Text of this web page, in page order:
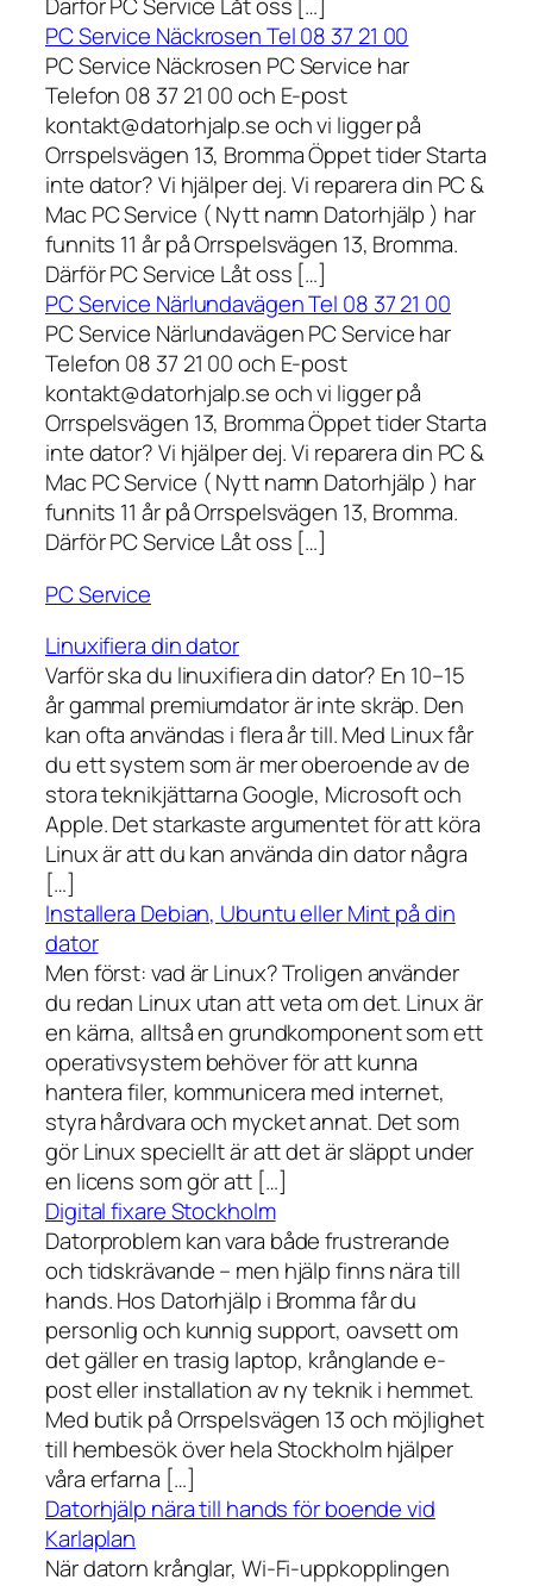
Därför PC Service Låt oss […]
PC Service Näckrosen Tel 08 37 21 00
PC Service Näckrosen PC Service har
Telefon 08 37 21 00 och E-post
kontakt@datorhjalp.se och vi ligger på
Orrspelsvägen 13, Bromma Öppet tider Starta
inte dator? Vi hjälper dej. Vi reparera din PC &
Mac PC Service ( Nytt namn Datorhjälp ) har
funnits 11 år på Orrspelsvägen 13, Bromma.
Därför PC Service Låt oss […]
PC Service Närlundavägen Tel 08 37 21 00
PC Service Närlundavägen PC Service har
Telefon 08 37 21 00 och E-post
kontakt@datorhjalp.se och vi ligger på
Orrspelsvägen 13, Bromma Öppet tider Starta
inte dator? Vi hjälper dej. Vi reparera din PC &
Mac PC Service ( Nytt namn Datorhjälp ) har
funnits 11 år på Orrspelsvägen 13, Bromma.
Därför PC Service Låt oss […]
PC Service
Linuxifiera din dator
Varför ska du linuxifiera din dator? En 10–15
år gammal premiumdator är inte skräp. Den
kan ofta användas i flera år till. Med Linux får
du ett system som är mer oberoende av de
stora teknikjättarna Google, Microsoft och
Apple. Det starkaste argumentet för att köra
Linux är att du kan använda din dator några
[…]
Installera Debian, Ubuntu eller Mint på din
dator
Men först: vad är Linux? Troligen använder
du redan Linux utan att veta om det. Linux är
en kärna, alltså en grundkomponent som ett
operativsystem behöver för att kunna
hantera filer, kommunicera med internet,
styra hårdvara och mycket annat. Det som
gör Linux speciellt är att det är släppt under
en licens som gör att […]
Digital fixare Stockholm
Datorproblem kan vara både frustrerande
och tidskrävande – men hjälp finns nära till
hands. Hos Datorhjälp i Bromma får du
personlig och kunnig support, oavsett om
det gäller en trasig laptop, krånglande e-
post eller installation av ny teknik i hemmet.
Med butik på Orrspelsvägen 13 och möjlighet
till hembesök över hela Stockholm hjälper
våra erfarna […]
Datorhjälp nära till hands för boende vid
Karlaplan
När datorn krånglar, Wi-Fi-uppkopplingen